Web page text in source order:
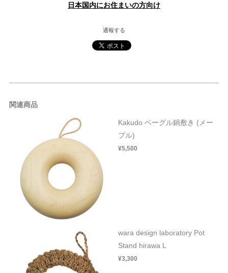
日本国内にお住まいの方向け
通報する
関連商品
Kakudo ベーグル鍋敷き (メー
プル)
¥5,500
wara design laboratory Pot
Stand hirawa L
¥3,300